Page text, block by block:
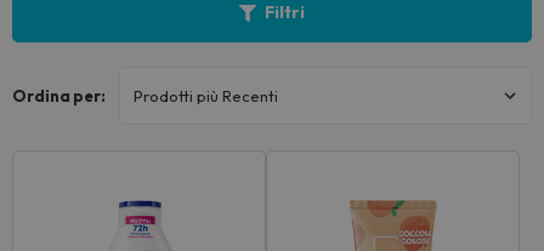
Filtri
Ordina per: